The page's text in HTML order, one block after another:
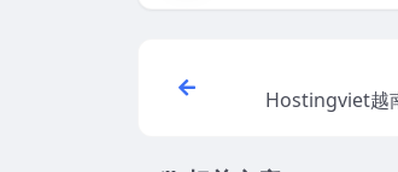
Hostingviet越